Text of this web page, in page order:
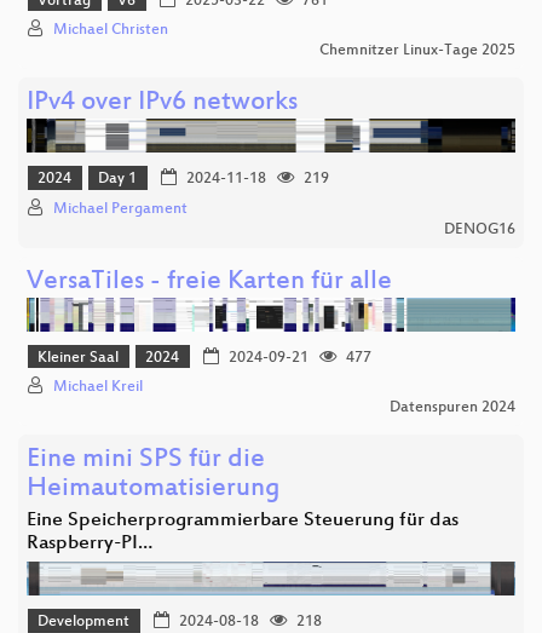
Michael Christen
Chemnitzer Linux-Tage 2025
IPv4 over IPv6 networks
2024 Day 1 2024-11-18
219
Michael Pergament
DENOG16
VersaTiles - freie Karten für alle
Kleiner Saal 2024 2024-09-21
477
Michael Kreil
Datenspuren 2024
Eine mini SPS für die
Heimautomatisierung
Eine Speicherprogrammierbare Steuerung für das
Raspberry-PI…
Development 2024-08-18
218